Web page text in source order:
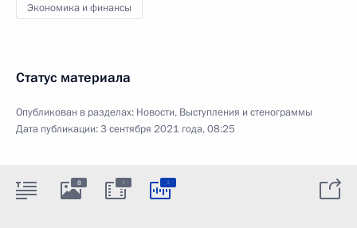
Экономика и финансы
Статус материала
Опубликован в разделах: Новости, Выступления и стенограммы
Дата публикации:3 сентября 2021 года, 08:25
8 : :